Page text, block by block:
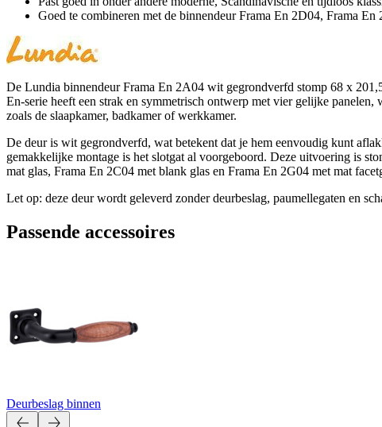
Goed te combineren met de binnendeur Frama En 2D04, Frama En
De Lundia binnendeur Frama En 2A04 wit gegrondverfd stomp 68 x
En-serie heeft een strak en symmetrisch ontwerp met vier gelijke
zoals de slaapkamer, badkamer of werkkamer.
De deur is wit gegrondverfd, wat betekent dat je hem eenvoudig kunt
gemakkelijke montage is het slotgat al voorgeboord. Deze uitvoering is
mat glas, Frama En 2C04 met blank glas en Frama En 2G04 met mat
Let op: deze deur wordt geleverd zonder deurbeslag, paumellegaten en
Passende accessoires
Deurbeslag binnen